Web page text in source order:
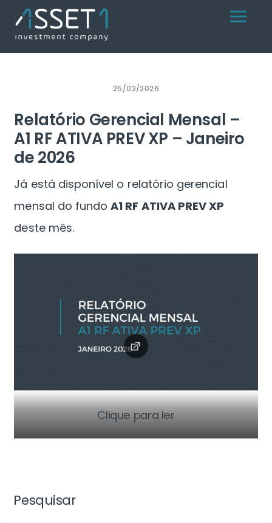
content
Menu
25/02/2026
Relatório Gerencial Mensal –
A1 RF ATIVA PREV XP – Janeiro
de 2026
Já está disponível o relatório gerencial
mensal do fundoA1 RF ATIVA PREV XP
deste mês.
Clique para ler
Pesquisar